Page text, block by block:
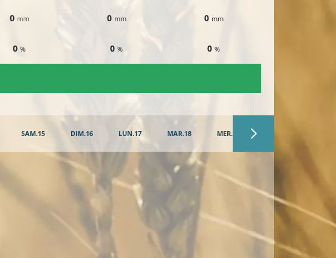
0 mm
0%
0 mm
0%
0 mm
0%
SAM.15 DIM.16 LUN.17 MAR.18 MER.19